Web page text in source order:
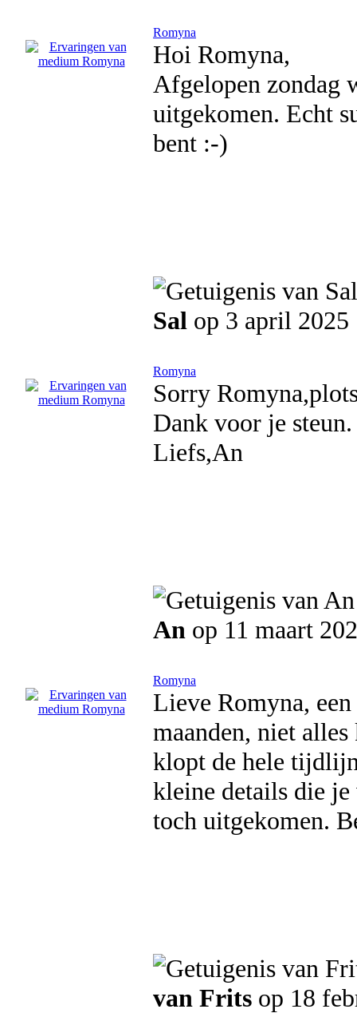
Romyna
Hoi Romyna,
Afgelopen zondag
uitgekomen. Echt
bent :-)
Sal op 3 april 2025
Romyna
Sorry
Dank voor je steun.
Liefs,An
An op 11 maart
Romyna
Lieve Romyna,
maanden, niet
klopt de hele
kleine details die
toch uitgekomen.
van Frits op 18